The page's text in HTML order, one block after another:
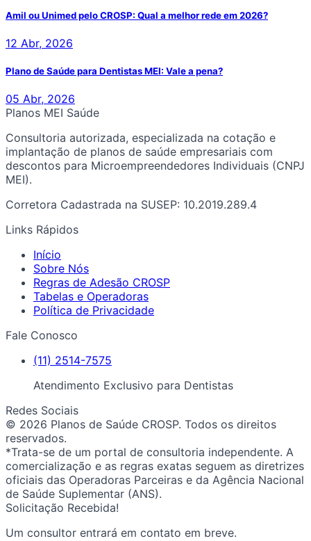
Amil ou Unimed pelo CROSP: Qual a melhor rede em 2026?
12 Abr, 2026
Plano de Saúde para Dentistas MEI: Vale a pena?
05 Abr, 2026
Planos MEI Saúde
Consultoria autorizada, especializada na cotação e
implantação de planos de saúde empresariais com
descontos para Microempreendedores Individuais (CNPJ
MEI).
Corretora Cadastrada na SUSEP: 10.2019.289.4
Links Rápidos
Início
Sobre Nós
Regras de Adesão CROSP
Tabelas e Operadoras
Política de Privacidade
Fale Conosco
(11) 2514-7575
Atendimento Exclusivo para Dentistas
Redes Sociais
© 2026 Planos de Saúde CROSP. Todos os direitos
reservados.
*Trata-se de um portal de consultoria independente. A
comercialização e as regras exatas seguem as diretrizes
oficiais das Operadoras Parceiras e da Agência Nacional
de Saúde Suplementar (ANS).
Solicitação Recebida!
Um consultor entrará em contato em breve.